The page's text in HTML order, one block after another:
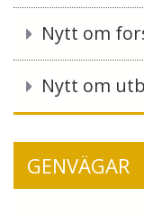
Nytt om
Nytt om
GENVÄGAR